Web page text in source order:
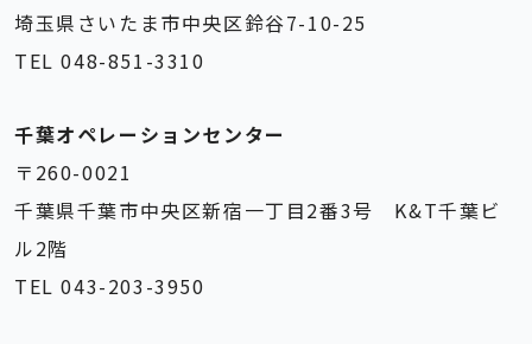
埼玉県さいたま市中央区鈴谷7-10-25
TEL 048-851-3310
千葉オペレーションセンター
〒260-0021
千葉県千葉市中央区新宿一丁目2番3号 K&T千葉ビ
ル2階
TEL 043-203-3950